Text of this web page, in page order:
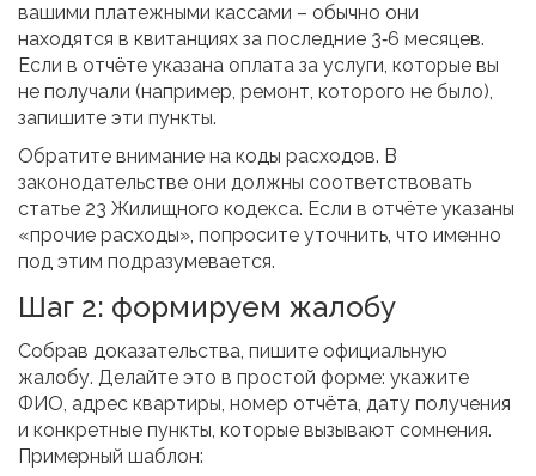
вашими платежными кассами – обычно они
находятся в квитанциях за последние 3‑6 месяцев.
Если в отчёте указана оплата за услуги, которые вы
не получали (например, ремонт, которого не было),
запишите эти пункты.
Обратите внимание на коды расходов. В
законодательстве они должны соответствовать
статье 23 Жилищного кодекса. Если в отчёте указаны
«прочие расходы», попросите уточнить, что именно
под этим подразумевается.
Шаг 2: формируем жалобу
Собрав доказательства, пишите официальную
жалобу. Делайте это в простой форме: укажите
ФИО, адрес квартиры, номер отчёта, дату получения
и конкретные пункты, которые вызывают сомнения.
Примерный шаблон: